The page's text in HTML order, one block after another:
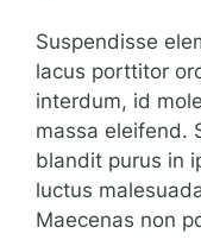
Suspendisse
lacus porttitor
interdum, id
massa eleifend.
blandit purus in
luctus
Maecenas non